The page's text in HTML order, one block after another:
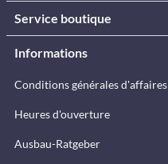
Service boutique
Informations
Conditions générales d'affaires
Heures d'ouverture
Ausbau-Ratgeber